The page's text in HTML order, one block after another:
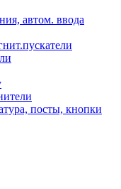
автом. ввода
посты, кнопки